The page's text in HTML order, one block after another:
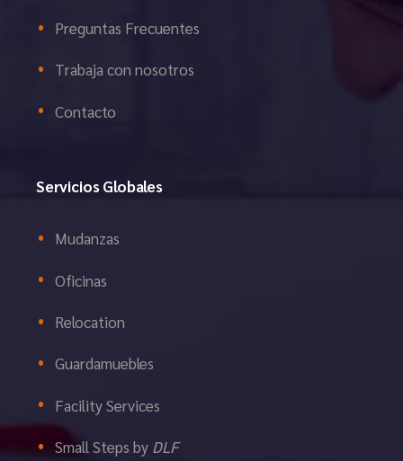
Preguntas Frecuentes
Trabaja con nosotros
Contacto
Servicios Globales
Mudanzas
Oficinas
Relocation
Guardamuebles
Facility Services
Small Steps by DLF